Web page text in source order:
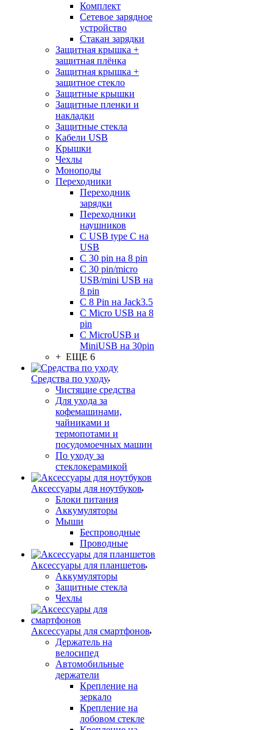
Комплект
Сетевое зарядное
устройство
Стакан зарядки
Защитная крышка +
защитная плёнка
Защитная крышка +
защитное стекло
Защитные крышки
Защитные пленки и
накладки
Защитные стекла
Кабели USB
Крышки
Чехлы
Моноподы
Переходники
Переходник
зарядки
Переходники
наушников
С USB type C на
USB
С 30 pin на 8 pin
С 30 pin/micro
USB/mini USB на
8 pin
С 8 Pin на Jack3.5
С Micro USB на 8
pin
С MicroUSB и
MiniUSB на 30pin
+ ЕЩЕ 6
Средства по уходу
Чистящие средства
Для ухода за
кофемашинами,
чайниками и
термопотами и
посудомоечных машин
По уходу за
стеклокерамикой
Аксессуары для ноутбуков
Блоки питания
Аккумуляторы
Мыши
Беспроводные
Проводные
Аксессуары для планшетов
Аккумуляторы
Защитные стекла
Чехлы
Аксессуары для смартфонов
Держатель на
велосипед
Автомобильные
держатели
Крепление на
зеркало
Крепление на
лобовом стекле